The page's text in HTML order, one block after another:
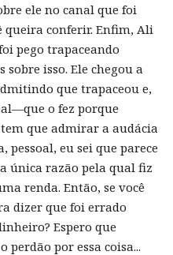
ele no canal que foi
queira conferir. Enfim, Ali
pego trapaceando
isso. Ele chegou a
que trapaceou e,
o fez porque
que admirar a audácia
pessoal, eu sei que parece
única razão pela qual fiz
renda. Então, se você
dizer que foi errado
Espero que
perdão por essa coisa...